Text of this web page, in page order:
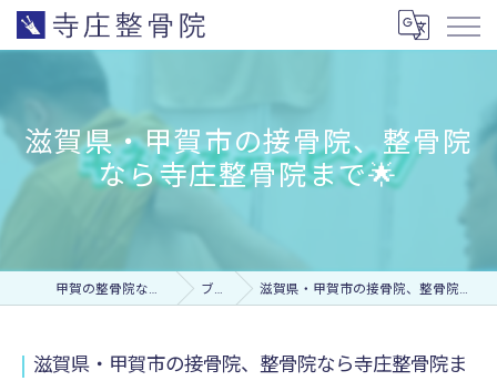
滋賀県・甲賀市の接骨院、整骨院
なら寺庄整骨院まで🌟
甲賀の整骨院なら寺庄整骨院 ブログ 滋賀県・甲賀市の接骨院、整骨院なら寺庄整骨院まで🌟
滋賀県・甲賀市の接骨院、整骨院なら寺庄整骨院ま